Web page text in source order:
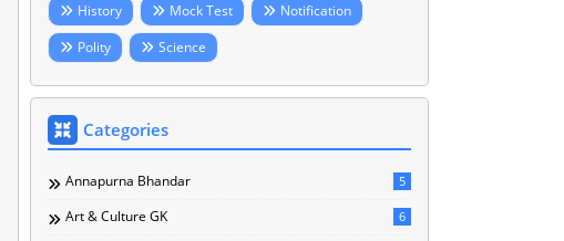
History
Mock Test
Notification
Polity
Science
Categories
Annapurna Bhandar 5
Art & Culture GK 6